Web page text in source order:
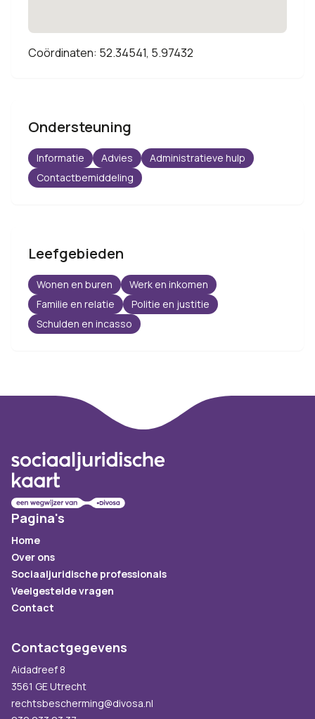
Coördinaten: 52.34541, 5.97432
Ondersteuning
Informatie Advies
Administratieve hulp
Contactbemiddeling
Leefgebieden
Wonen en buren
Werk en inkomen
Familie en relatie
Politie en justitie
Schulden en incasso
Pagina's
Home
Over ons
Sociaaljuridische professionals
Veelgestelde vragen
Contact
Contactgegevens
Aidadreef 8
3561 GE Utrecht
rechtsbescherming@divosa.nl